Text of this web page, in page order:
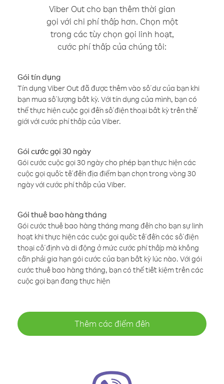
Viber Out cho bạn thêm thời gian
gọi với chi phí thấp hơn. Chọn một
trong các tùy chọn gọi linh hoạt,
cước phí thấp của chúng tôi:
Gói tín dụng
Tín dụng Viber Out đã được thêm vào số dư của bạn khi
bạn mua số lượng bất kỳ. Với tín dụng của mình, bạn có
thể thực hiện cuộc gọi đến số điện thoại bất kỳ trên thế
giới với cước phí thấp của Viber.
Gói cước gọi 30 ngày
Gói cước cuộc gọi 30 ngày cho phép bạn thực hiện các
cuộc gọi quốc tế đến địa điểm bạn chọn trong vòng 30
ngày với cước phí thấp của Viber.
Gói thuê bao hàng tháng
Gói cước thuê bao hàng tháng mang đến cho bạn sự linh
hoạt khi thực hiện các cuộc gọi quốc tế đến các số điện
thoại cố định và di động ở mức cước phí thấp mà không
cần phải gia hạn gói cước của bạn bất kỳ lúc nào. Với gói
cước thuê bao hàng tháng, bạn có thể tiết kiệm trên các
cuộc gọi bạn đang thực hiện
Thêm các điểm đến